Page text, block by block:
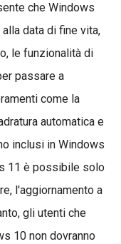
che Windows
data di fine vita,
le funzionalità di
passare a
come la
automatica e
inclusi in Windows
11 è possibile solo
l'aggiornamento a
gli utenti che
10 non dovranno